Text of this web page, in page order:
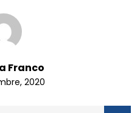
Franco
2020